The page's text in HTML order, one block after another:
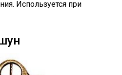
Используется при